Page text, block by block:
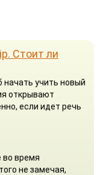
Стоит ли
начать учить новый
открывают
если идет речь
во время
не замечая,